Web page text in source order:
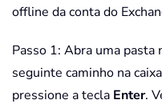
offline da conta do
Passo 1: Abra uma
seguinte caminho na
pressione a tecla Enter.